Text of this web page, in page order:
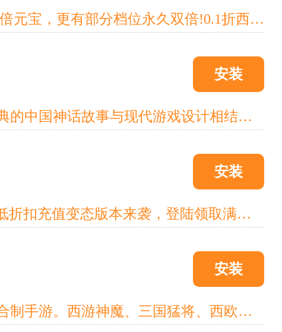
《东方奇缘》经典梦幻般西游玩法，全部充值永久0.1折，首充双倍元宝，更有部分档位永久双倍!0.1折西游开箱，更轻松的装备获取，八十一难开箱变强。全新修仙功能，离线挂机西行取经。模拟家园玩法，种菜钓鱼奖励不停。海量福利0.1折遥遥领先，还有更多玩法等你发现，赶紧一起来西游吧!
安装
《剑舞乾坤》是一款暗黑西游风的角色扮演游戏。这款游戏将经典的中国神话故事与现代游戏设计相结合，为玩家呈现了一个充满神秘与魔幻的游戏世界。在游戏中，玩家可以自由探索这个神秘的游戏世界，体验各种各样的西游风手游玩法。游戏画面精美，场景设计独特，给玩家带来了身临其境的感觉。
安装
《梦道(无限提充3.5)》一款新国风高颜值领潮放置卡牌手游，超低折扣充值变态版本来袭，登陆领取满级vip,天天提现代金券抵扣充值，海量现金点送不停;西游记梦幻西行剧情结合封神传说再创新，各路神仙搭配梦游放置大乱斗，神宠既是宝宝又是坐骑，陪伴道友走南闯北跨服远征，修真趣味造梦日记开启新篇章!
安装
《以太之光》是一款以多次元英雄对决为主题的高自由度策略回合制手游。西游神魔、三国猛将、西欧诸神等经典角色齐聚一堂，仙术、魔法、武功…乱斗模式各出奇招。高自由度英雄定制，百变阵容海量套路，一起集结英雄，战个痛快吧!